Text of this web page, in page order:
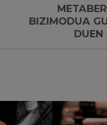
BIZIMODUA